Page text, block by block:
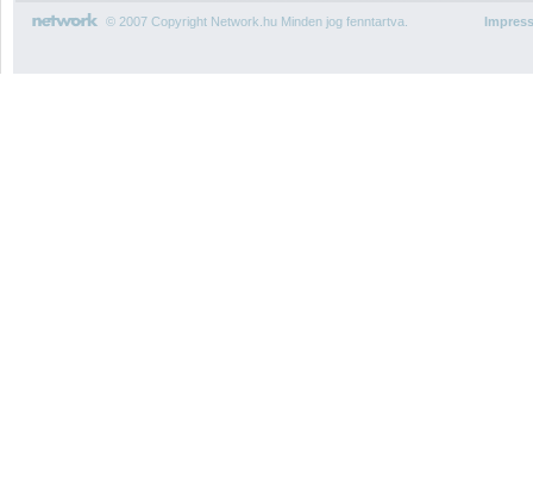
© 2007 Copyright Network.hu Minden jog fenntartva.